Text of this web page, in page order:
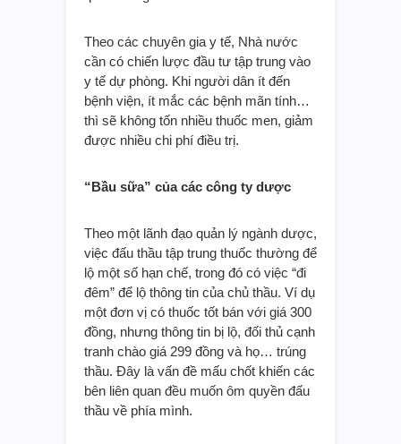
Theo các chuyên gia y tế, Nhà nước
cần có chiến lược đầu tư tập trung vào
y tế dự phòng. Khi người dân ít đến
bệnh viện, ít mắc các bệnh mãn tính…
thì sẽ không tốn nhiều thuốc men, giảm
được nhiều chi phí điều trị.
“Bầu sữa” của các công ty dược
Theo một lãnh đạo quản lý ngành dược,
việc đấu thầu tập trung thuốc thường để
lộ một số hạn chế, trong đó có việc “đi
đêm” để lộ thông tin của chủ thầu. Ví dụ
một đơn vị có thuốc tốt bán với giá 300
đồng, nhưng thông tin bị lộ, đối thủ cạnh
tranh chào giá 299 đồng và họ… trúng
thầu. Đây là vấn đề mấu chốt khiến các
bên liên quan đều muốn ôm quyền đấu
thầu về phía mình.